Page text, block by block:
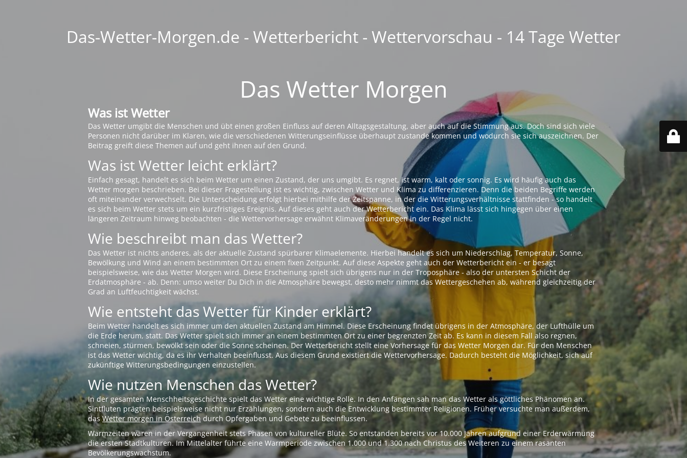
Das-Wetter-Morgen.de - Wetterbericht - Wettervorschau - 14 Tage Wetter
Das Wetter Morgen
Was ist Wetter
Das Wetter umgibt die Menschen und übt einen großen Einfluss auf deren Alltagsgestaltung, aber auch auf die Stimmung aus. Doch sind sich viele
Personen nicht darüber im Klaren, wie die verschiedenen Witterungseinflüsse überhaupt zustande kommen und wodurch sie sich auszeichnen. Der
Beitrag greift diese Themen auf und geht ihnen auf den Grund.
Was ist Wetter leicht erklärt?
Einfach gesagt, handelt es sich beim Wetter um einen Zustand, der uns umgibt. Es regnet, ist warm, kalt oder sonnig. Es wird häufig auch das
Wetter morgen beschrieben. Bei dieser Fragestellung ist es wichtig, zwischen Wetter und Klima zu differenzieren. Denn die beiden Begriffe werden
oft miteinander verwechselt. Die Unterscheidung erfolgt hierbei mithilfe der Zeitspanne, in der die Witterungsverhältnisse stattfinden - so handelt
es sich beim Wetter stets um ein kurzfristiges Ereignis. Auf dieses geht auch der Wetterbericht ein. Das Klima lässt sich hingegen über einen
längeren Zeitraum hinweg beobachten - die Wettervorhersage erwähnt Klimaveränderungen in der Regel nicht.
Wie beschreibt man das Wetter?
Das Wetter ist nichts anderes, als der aktuelle Zustand spürbarer Klimaelemente. Hierbei handelt es sich um Niederschlag, Temperatur, Sonne,
Bewölkung und Wind an einem bestimmten Ort zu einem fixen Zeitpunkt. Auf diese Aspekte geht auch der Wetterbericht ein - er besagt
beispielsweise, wie das Wetter Morgen wird. Diese Erscheinung spielt sich übrigens nur in der Troposphäre - also der untersten Schicht der
Erdatmosphäre - ab. Denn: umso weiter Du Dich in die Atmosphäre bewegst, desto mehr nimmt das Wettergeschehen ab, während gleichzeitig der
Grad an Luftfeuchtigkeit wächst.
Wie entsteht das Wetter für Kinder erklärt?
Beim Wetter handelt es sich immer um den aktuellen Zustand am Himmel. Diese Erscheinung findet übrigens in der Atmosphäre, der Lufthülle um
die Erde herum, statt. Das Wetter spielt sich immer an einem bestimmten Ort zu einer begrenzten Zeit ab. Es kann in diesem Fall also regnen,
schneien, stürmen, bewölkt sein oder die Sonne scheinen. Der Wetterbericht stellt eine Vorhersage für das Wetter Morgen dar. Für den Menschen
ist das Wetter wichtig, da es ihr Verhalten beeinflusst. Aus diesem Grund existiert die Wettervorhersage. Dadurch besteht die Möglichkeit, sich auf
zukünftige Witterungsbedingungen einzustellen.
Wie nutzen Menschen das Wetter?
In der gesamten Menschheitsgeschichte spielt das Wetter eine wichtige Rolle. In den Anfängen sah man das Wetter als göttliches Phänomen an.
Sintfluten prägten beispielsweise nicht nur Erzählungen, sondern auch die Entwicklung bestimmter Religionen. Früher versuchte man außerdem,
dasWetter morgen in Österreichdurch Opfergaben und Gebete zu beeinflussen.
Warmzeiten waren in der Vergangenheit stets Phasen von kultureller Blüte. So entstanden bereits vor 10.000 Jahren aufgrund einer Erderwärmung
die ersten Stadtkulturen. Im Mittelalter führte eine Warmperiode zwischen 1.000 und 1.300 nach Christus des Weiteren zu einem rasanten
Bevölkerungswachstum.